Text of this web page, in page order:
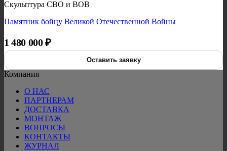
Скульптура СВО и ВОВ
Памятник бойцу Великой Отечественной Войны
1 480 000₽
Оставить заявку
Компания
О НАС
ПАРТНЕРАМ
ДОСТАВКА
МОНТАЖ
ВОПРОСЫ
КОНТАКТЫ
ЖУРНАЛ